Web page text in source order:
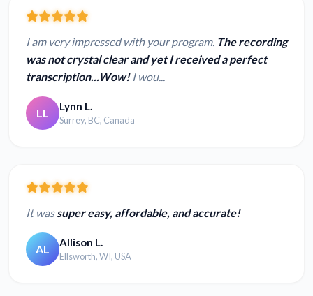
I am very impressed with your program. The recording
was not crystal clear and yet I received a perfect
transcription...Wow!I wou...
LL Lynn L.
Surrey, BC, Canada
It was super easy, affordable, and accurate!
AL Allison L.
Ellsworth, WI, USA